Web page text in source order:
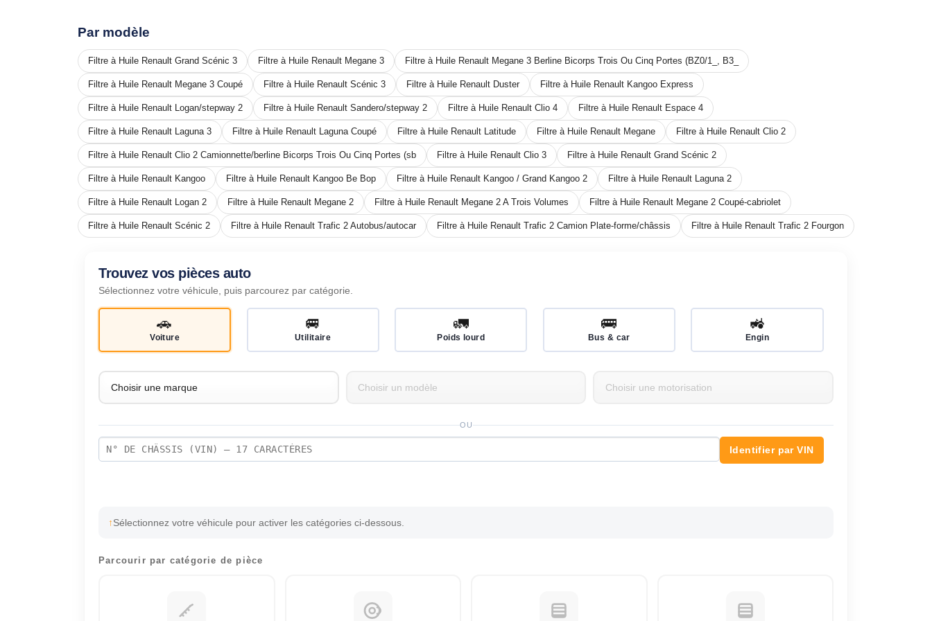
Par modèle
Filtre à Huile Renault Grand Scénic 3 Filtre à Huile Renault Megane 3 Filtre à Huile Renault Megane 3 Berline Bicorps Trois Ou Cinq Portes (BZ0/1_, B3_
Filtre à Huile Renault Megane 3 Coupé Filtre à Huile Renault Scénic 3 Filtre à Huile Renault Duster Filtre à Huile Renault Kangoo Express
Filtre à Huile Renault Logan/stepway 2 Filtre à Huile Renault Sandero/stepway 2 Filtre à Huile Renault Clio 4 Filtre à Huile Renault Espace 4
Filtre à Huile Renault Laguna 3 Filtre à Huile Renault Laguna Coupé Filtre à Huile Renault Latitude Filtre à Huile Renault Megane Filtre à Huile Renault Clio 2
Filtre à Huile Renault Clio 2 Camionnette/berline Bicorps Trois Ou Cinq Portes (sb Filtre à Huile Renault Clio 3 Filtre à Huile Renault Grand Scénic 2
Filtre à Huile Renault Kangoo Filtre à Huile Renault Kangoo Be Bop Filtre à Huile Renault Kangoo / Grand Kangoo 2 Filtre à Huile Renault Laguna 2
Filtre à Huile Renault Logan 2 Filtre à Huile Renault Megane 2 Filtre à Huile Renault Megane 2 A Trois Volumes Filtre à Huile Renault Megane 2 Coupé-cabriolet
Filtre à Huile Renault Scénic 2 Filtre à Huile Renault Trafic 2 Autobus/autocar Filtre à Huile Renault Trafic 2 Camion Plate-forme/châssis Filtre à Huile Renault Trafic 2 Fourgon
Trouvez vos pièces auto
Sélectionnez votre véhicule, puis parcourez par catégorie.
🚗
Voiture
🚐
Utilitaire
🚛
Poids lourd
🚌
Bus & car
🚜
Engin
OU
Identifier par VIN
Sélectionnez votre véhicule pour activer les catégories ci-dessous.
Parcourir par catégorie de pièce